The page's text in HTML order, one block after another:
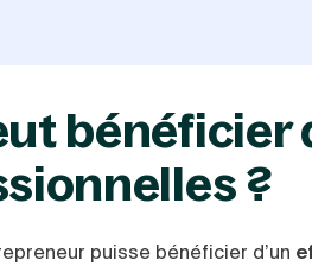
bénéficier
?
puisse bénéficier d’un